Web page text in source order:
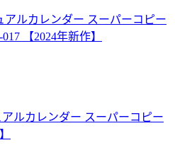
ルカレンダー スーパーコピー
【2024年新作】
ルカレンダー スーパーコピー